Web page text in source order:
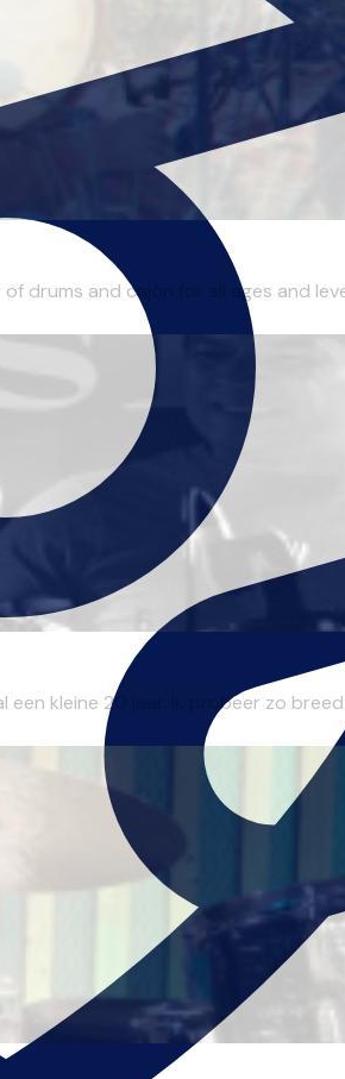
drums and cajón for all ages and
kleine 20 jaar. Ik probeer zo breed